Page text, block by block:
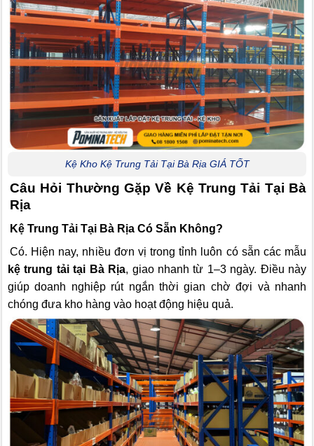
Kệ Kho Kệ Trung Tải Tại Bà Rịa GIÁ TỐT
Câu Hỏi Thường Gặp Về Kệ Trung Tải Tại Bà
Rịa
Kệ Trung Tải Tại Bà Rịa Có Sẵn Không?
Có. Hiện nay, nhiều đơn vị trong tỉnh luôn có sẵn các mẫu
kệ trung tải tại Bà Rịa, giao nhanh từ 1–3 ngày. Điều này
giúp doanh nghiệp rút ngắn thời gian chờ đợi và nhanh
chóng đưa kho hàng vào hoạt động hiệu quả.